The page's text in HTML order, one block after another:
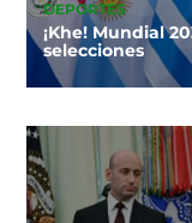
DEPORTES
¡Khe! Mundial
selecciones